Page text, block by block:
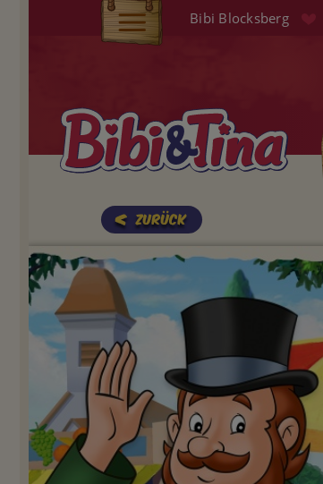
Elterninfo
Hörspiele
Audio (EN)
Bibi Blocksberg